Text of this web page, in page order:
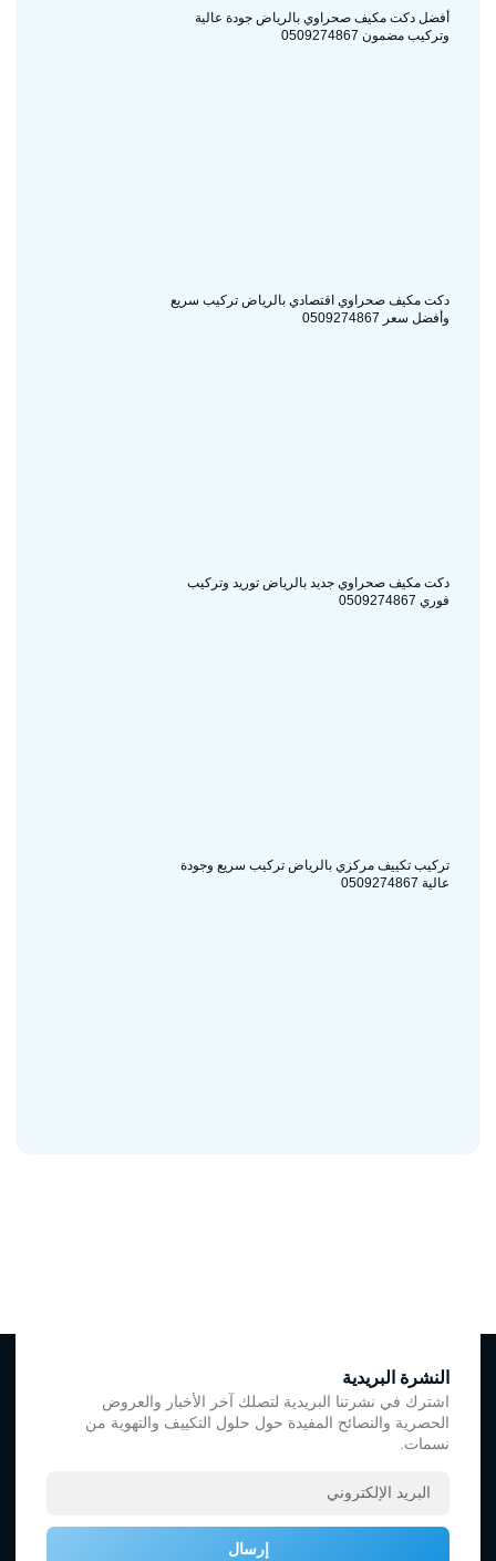
أفضل دكت مكيف صحراوي بالرياض جودة عالية
وتركيب مضمون 0509274867
دكت مكيف صحراوي اقتصادي بالرياض تركيب سريع
وأفضل سعر 0509274867
دكت مكيف صحراوي جديد بالرياض توريد وتركيب
فوري 0509274867
تركيب تكييف مركزي بالرياض تركيب سريع وجودة
عالية 0509274867
النشرة البريدية
اشترك في نشرتنا البريدية لتصلك آخر الأخبار والعروض
الحصرية والنصائح المفيدة حول حلول التكييف والتهوية من
نسمات.
إرسال